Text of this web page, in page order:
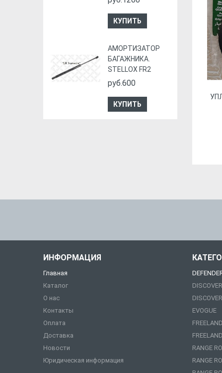
КУПИТЬ
АМОРТИЗАТОР
БАГАЖНИКА.
STELLOX FR2
руб.600
КУПИТЬ
ИНФОРМАЦИЯ
Главная
Каталог
О нас
Контакты
Оплата
Доставка
Новости
Юридическая информация
EVOGUE
RANGE
RANGE